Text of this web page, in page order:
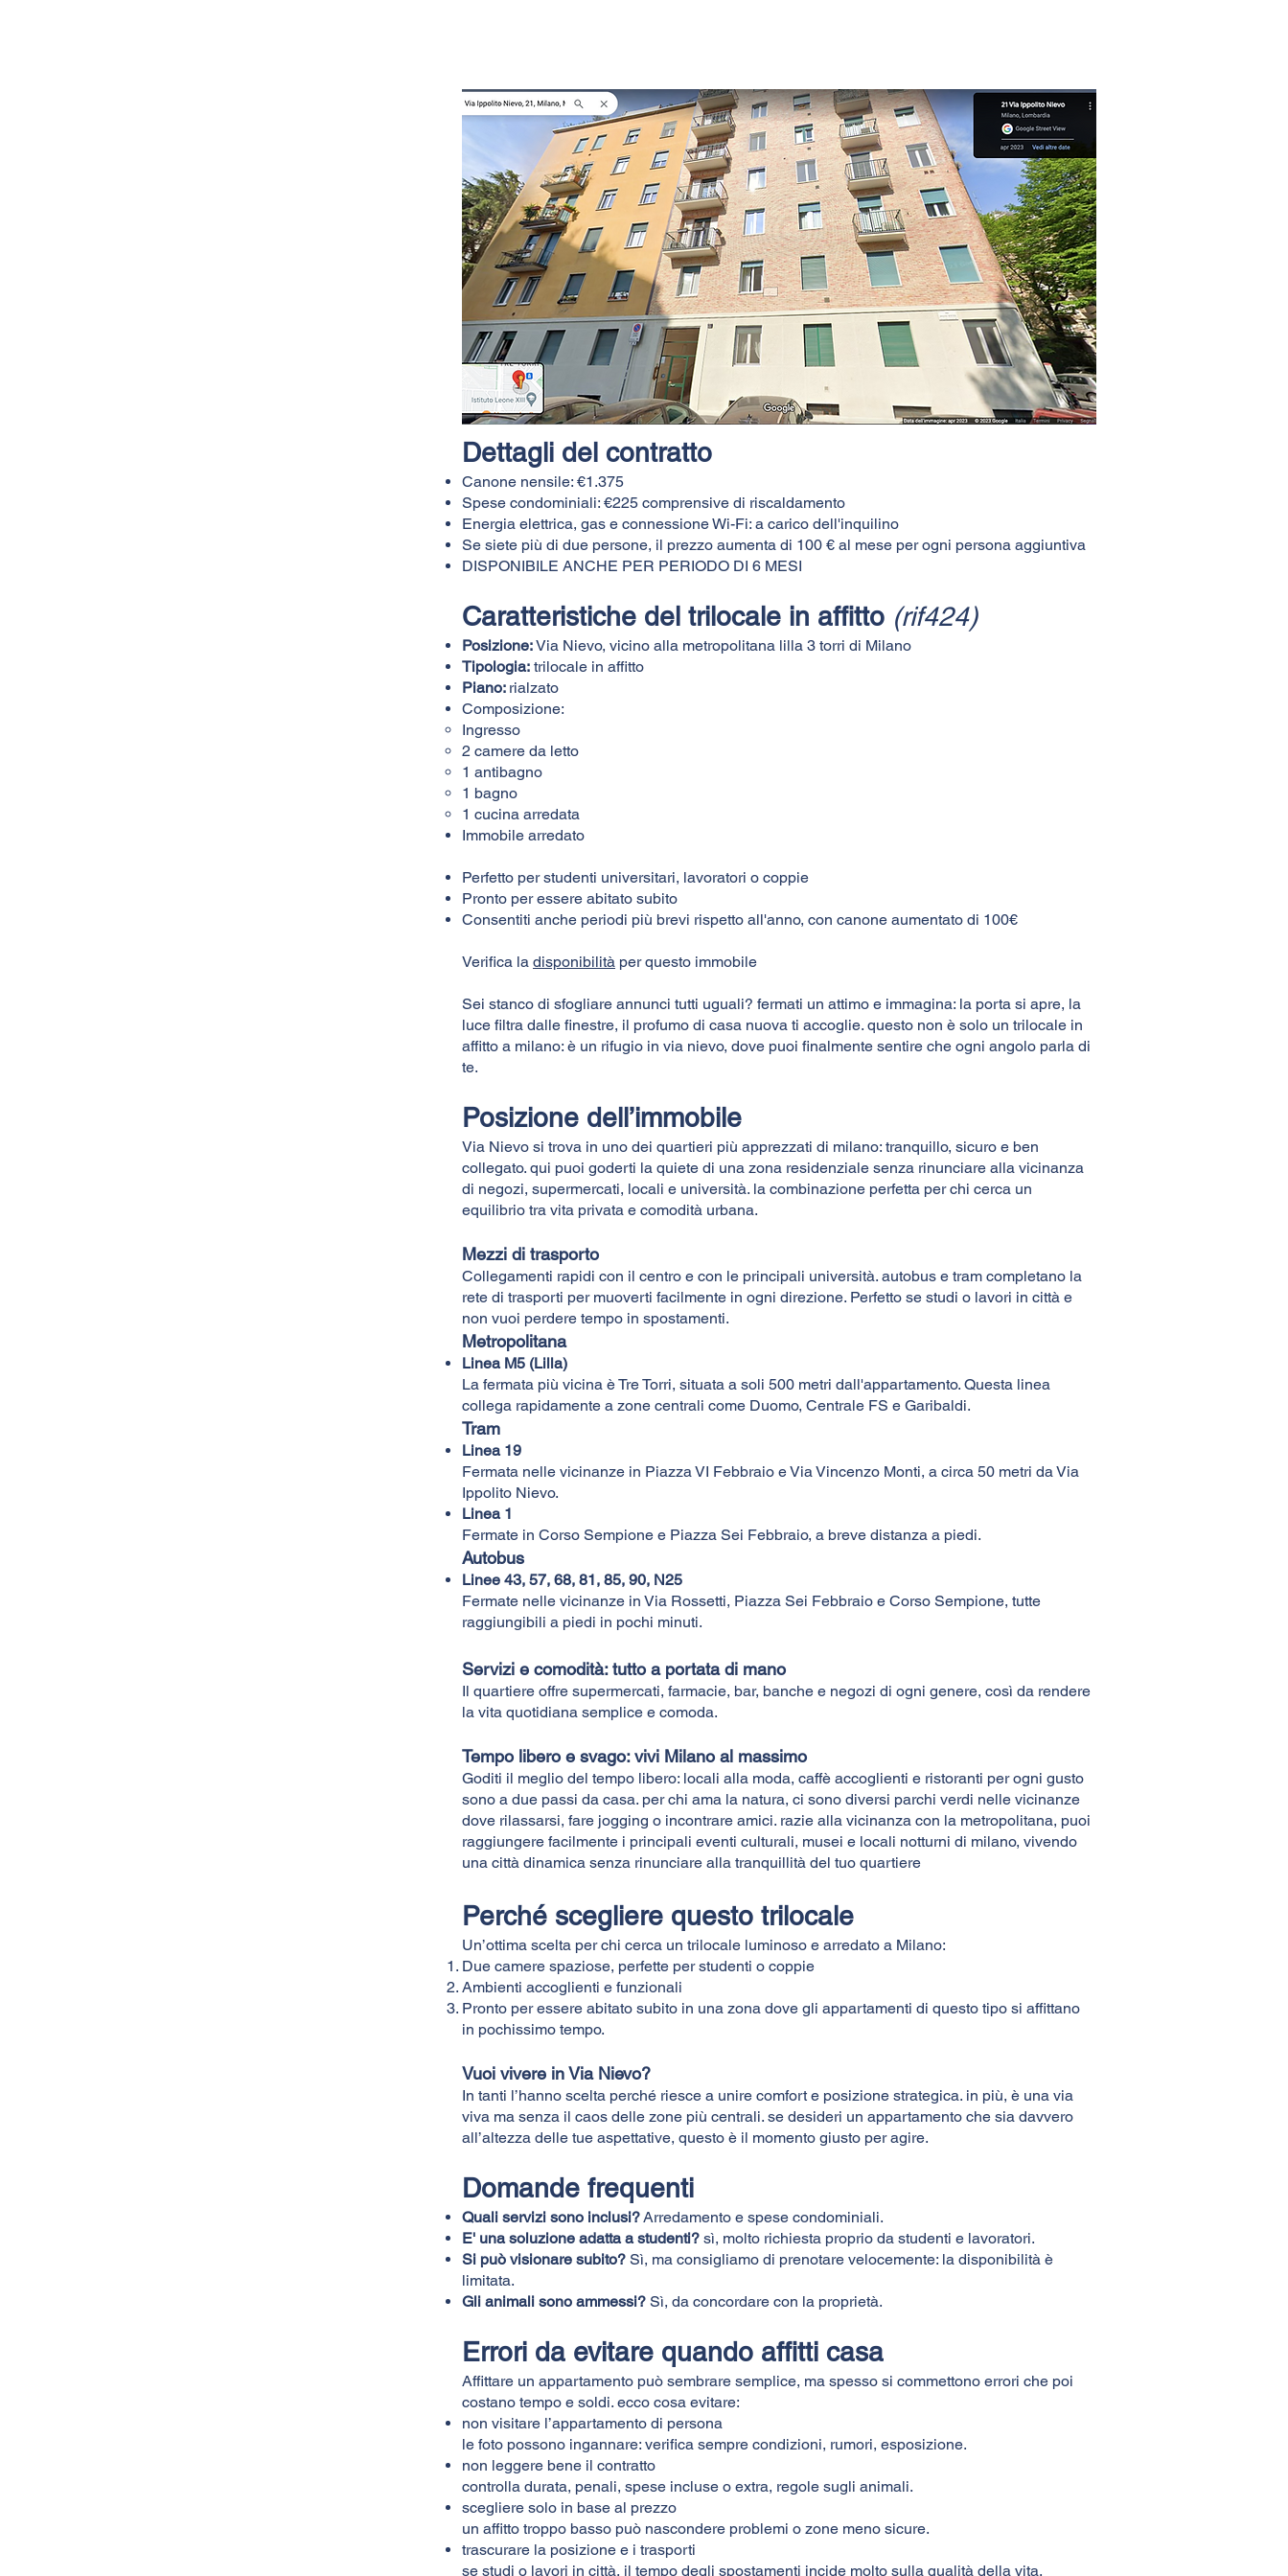
​​​​​​​​​​​​Dettagli del contratto
Canone nensile: €1.375
Spese condominiali: €225 comprensive di riscaldamento
Energia elettrica, gas e connessione Wi-Fi: a carico dell'inquilino
Se siete più di due persone, il prezzo aumenta di 100 € al mese per ogni persona aggiuntiva
DISPONIBILE ANCHE PER PERIODO DI 6 MESI
Caratteristiche del trilocale in affitto (rif424)
Posizione:Via Nievo, vicino alla metropolitana lilla 3 torri di Milano
Tipologia: trilocale in affitto
Piano: rialzato
Composizione:​
Ingresso
2 camere da letto
1 antibagno
1 bagno
1 cucina arredata
Immobile arredato
Perfetto per studenti universitari, lavoratori o coppie
Pronto per essere abitato subito
Consentiti anche periodi più brevi rispetto all'anno, con canone aumentato di 100€
Verifica la disponibilità per questo immobile
Sei stanco di sfogliare annunci tutti uguali? fermati un attimo e immagina: la porta si apre, la
luce filtra dalle finestre, il profumo di casa nuova ti accoglie. questo non è solo un trilocale in
affitto a milano: è un rifugio in via nievo, dove puoi finalmente sentire che ogni angolo parla di
te.
Posizione dell’immobile
Via Nievo si trova in uno dei quartieri più apprezzati di milano: tranquillo, sicuro e ben
collegato. qui puoi goderti la quiete di una zona residenziale senza rinunciare alla vicinanza
di negozi, supermercati, locali e università. la combinazione perfetta per chi cerca un
equilibrio tra vita privata e comodità urbana.
Mezzi di trasporto
Collegamenti rapidi con il centro e con le principali università. autobus e tram completano la
rete di trasporti per muoverti facilmente in ogni direzione. Perfetto se studi o lavori in città e
non vuoi perdere tempo in spostamenti.
Metropolitana
Linea M5 (Lilla)
La fermata più vicina è Tre Torri, situata a soli 500 metri dall'appartamento. Questa linea
collega rapidamente a zone centrali come Duomo, Centrale FS e Garibaldi.
Tram
Linea 19
Fermata nelle vicinanze in Piazza VI Febbraio e Via Vincenzo Monti, a circa 50 metri da Via
Ippolito Nievo.
Linea 1
Fermate in Corso Sempione e Piazza Sei Febbraio, a breve distanza a piedi.
Autobus
Linee 43, 57, 68, 81, 85, 90, N25
Fermate nelle vicinanze in Via Rossetti, Piazza Sei Febbraio e Corso Sempione, tutte
raggiungibili a piedi in pochi minuti.
Servizi e comodità: tutto a portata di mano
Il quartiere offre supermercati, farmacie, bar, banche e negozi di ogni genere, così da rendere
la vita quotidiana semplice e comoda.
Tempo libero e svago: vivi Milano al massimo
Goditi il meglio del tempo libero: locali alla moda, caffè accoglienti e ristoranti per ogni gusto
sono a due passi da casa. per chi ama la natura, ci sono diversi parchi verdi nelle vicinanze
dove rilassarsi, fare jogging o incontrare amici. razie alla vicinanza con la metropolitana, puoi
raggiungere facilmente i principali eventi culturali, musei e locali notturni di milano, vivendo
una città dinamica senza rinunciare alla tranquillità del tuo quartiere
Perché scegliere questo trilocale
Un’ottima scelta per chi cerca un trilocale luminoso e arredato a Milano:
Due camere spaziose, perfette per studenti o coppie
Ambienti accoglienti e funzionali
Pronto per essere abitato subito in una zona dove gli appartamenti di questo tipo si affittano
in pochissimo tempo.
Vuoi vivere in Via Nievo?
In tanti l’hanno scelta perché riesce a unire comfort e posizione strategica. in più, è una via
viva ma senza il caos delle zone più centrali. se desideri un appartamento che sia davvero
all’altezza delle tue aspettative, questo è il momento giusto per agire.
Domande frequenti
Quali servizi sono inclusi?Arredamento e spese condominiali.
E' una soluzione adatta a studenti? sì, molto richiesta proprio da studenti e lavoratori.
Si può visionare subito? Sì, ma consigliamo di prenotare velocemente: la disponibilità è
limitata.
Gli animali sono ammessi? Sì, da concordare con la proprietà.
Errori da evitare quando affitti casa
Affittare un appartamento può sembrare semplice, ma spesso si commettono errori che poi
costano tempo e soldi. ecco cosa evitare:
non visitare l’appartamento di persona
le foto possono ingannare: verifica sempre condizioni, rumori, esposizione.
non leggere bene il contratto
controlla durata, penali, spese incluse o extra, regole sugli animali.
scegliere solo in base al prezzo
un affitto troppo basso può nascondere problemi o zone meno sicure.
trascurare la posizione e i trasporti
se studi o lavori in città, il tempo degli spostamenti incide molto sulla qualità della vita.